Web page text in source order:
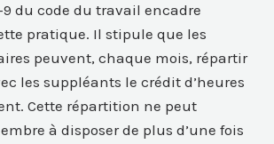
9 du code du travail encadre
pratique. Il stipule que les
peuvent, chaque mois, répartir
les suppléants le crédit d’heures
Cette répartition ne peut
à disposer de plus d’une fois